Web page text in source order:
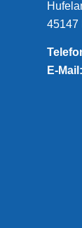
45147
E-Mail: